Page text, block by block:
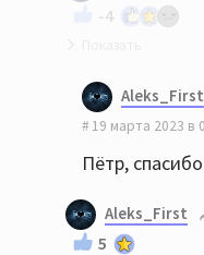
-4
Поддержу
Aleks_First
19 марта 2023 в
Пётр,
Aleks_First
5